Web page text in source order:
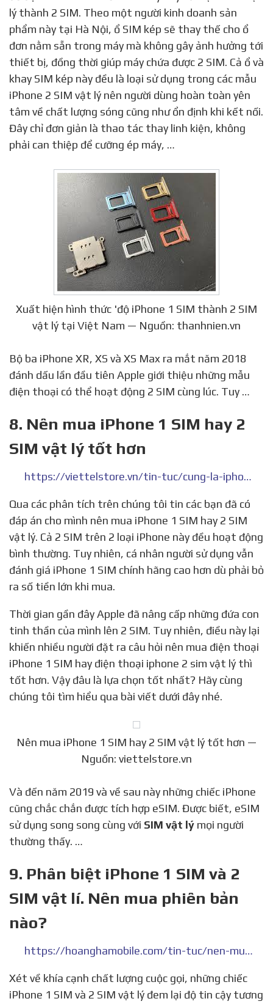
lý thành 2 SIM. Theo một người kinh doanh sản
phẩm này tại Hà Nội, ổ SIM kép sẽ thay thế cho ổ
đơn nằm sẵn trong máy mà không gây ảnh hưởng tới
thiết bị, đồng thời giúp máy chứa được 2 SIM. Cả ổ và
khay SIM kép này đều là loại sử dụng trong các mẫu
iPhone 2 SIM vật lý nên người dùng hoàn toàn yên
tâm về chất lượng sóng cũng như ổn định khi kết nối.
Đây chỉ đơn giản là thao tác thay linh kiện, không
phải can thiệp để cưỡng ép máy, …
Xuất hiện hình thức 'độ iPhone 1 SIM thành 2 SIM
vật lý tại Việt Nam — Nguồn: thanhnien.vn
Bộ ba iPhone XR, XS và XS Max ra mắt năm 2018
đánh dấu lần đầu tiên Apple giới thiệu những mẫu
điện thoại có thể hoạt động 2 SIM cùng lúc. Tuy …
8. Nên mua iPhone 1 SIM hay 2
SIM vật lý tốt hơn
https://viettelstore.vn/tin-tuc/cung-la-iphone-nhung-nen-mua-iphone-1-sim-hay-2-sim-vat-ly
Qua các phân tích trên chúng tôi tin các bạn đã có
đáp án cho mình nên mua iPhone 1 SIM hay 2 SIM
vật lý. Cả 2 SIM trên 2 loại iPhone này đều hoạt động
bình thường. Tuy nhiên, cá nhân người sử dụng vẫn
đánh giá iPhone 1 SIM chính hãng cao hơn dù phải bỏ
ra số tiền lớn khi mua.
Thời gian gần đây Apple đã nâng cấp những đứa con
tinh thần của mình lên 2 SIM. Tuy nhiên, điều này lại
khiến nhiều người đặt ra câu hỏi nên mua điện thoại
iPhone 1 SIM hay điện thoại iphone 2 sim vật lý thì
tốt hơn. Vậy đâu là lựa chọn tốt nhất? Hãy cùng
chúng tôi tìm hiểu qua bài viết dưới đây nhé.
Nên mua iPhone 1 SIM hay 2 SIM vật lý tốt hơn —
Nguồn: viettelstore.vn
Và đến năm 2019 và về sau này những chiếc iPhone
cũng chắc chắn được tích hợp eSIM. Được biết, eSIM
sử dụng song song cùng với SIM vật lý mọi người
thường thấy. …
9. Phân biệt iPhone 1 SIM và 2
SIM vật lí. Nên mua phiên bản
nào?
https://hoanghamobile.com/tin-tuc/nen-mua-iphone-1-sim-hay-2-sim-vat-li
Xét về khía cạnh chất lượng cuộc gọi, những chiếc
iPhone 1 SIM và 2 SIM vật lý đem lại độ tin cậy tương